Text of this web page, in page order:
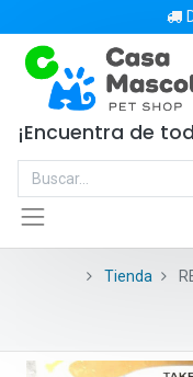
¡Encuentra de
Tienda